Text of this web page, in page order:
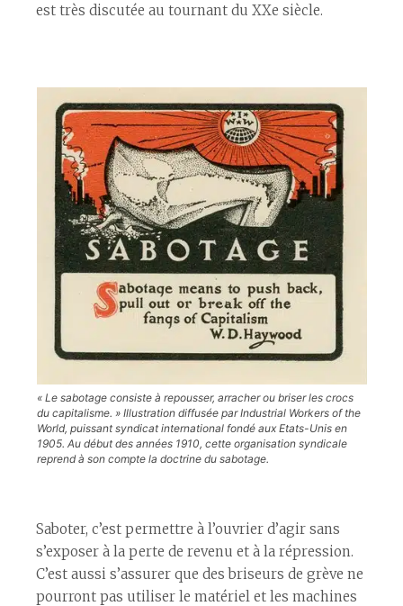
est très discutée au tournant du XXe siècle.
« Le sabotage consiste à repousser, arracher ou briser les crocs
du capitalisme. » Illustration diffusée par Industrial Workers of the
World, puissant syndicat international fondé aux Etats-Unis en
1905. Au début des années 1910, cette organisation syndicale
reprend à son compte la doctrine du sabotage.
Saboter, c’est permettre à l’ouvrier d’agir sans
s’exposer à la perte de revenu et à la répression.
C’est aussi s’assurer que des briseurs de grève ne
pourront pas utiliser le matériel et les machines